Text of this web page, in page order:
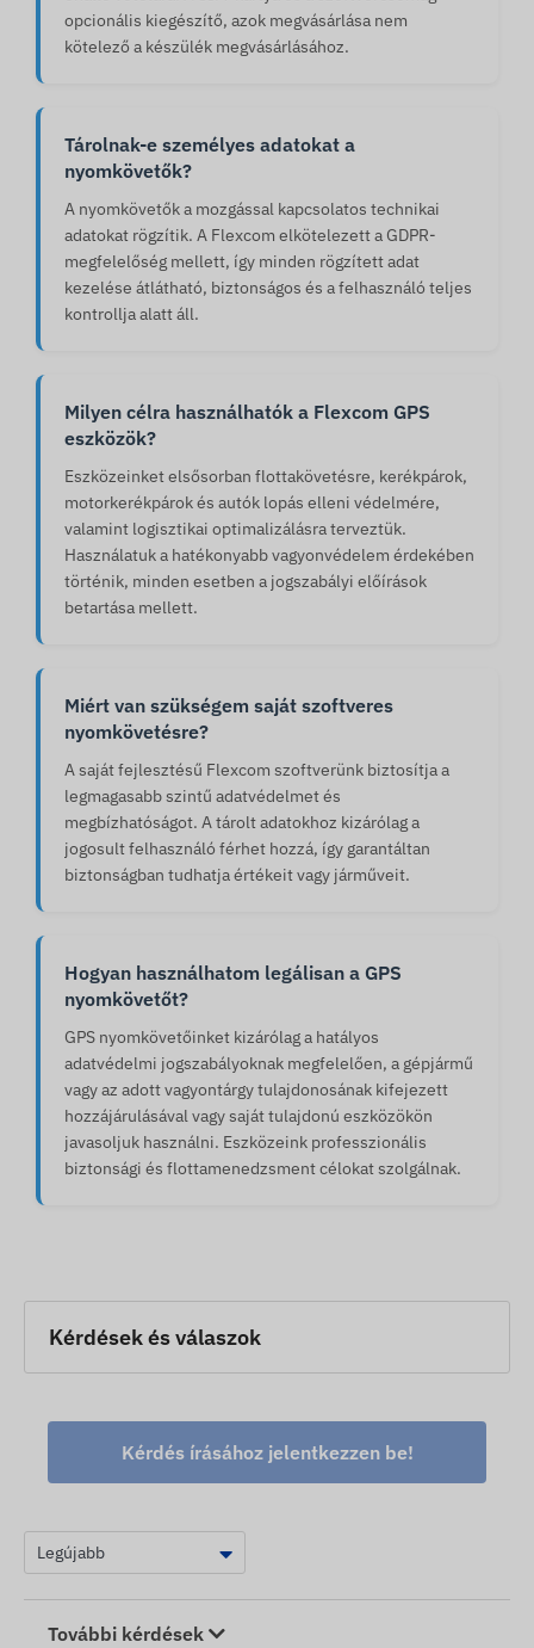
opcionális kiegészítő, azok megvásárlása nem
kötelező a készülék megvásárlásához.
Tárolnak-e személyes adatokat a
nyomkövetők?
A nyomkövetők a mozgással kapcsolatos technikai
adatokat rögzítik. A Flexcom elkötelezett a GDPR-
megfelelőség mellett, így minden rögzített adat
kezelése átlátható, biztonságos és a felhasználó teljes
kontrollja alatt áll.
Milyen célra használhatók a Flexcom GPS
eszközök?
Eszközeinket elsősorban flottakövetésre, kerékpárok,
motorkerékpárok és autók lopás elleni védelmére,
valamint logisztikai optimalizálásra terveztük.
Használatuk a hatékonyabb vagyonvédelem érdekében
történik, minden esetben a jogszabályi előírások
betartása mellett.
Miért van szükségem saját szoftveres
nyomkövetésre?
A saját fejlesztésű Flexcom szoftverünk biztosítja a
legmagasabb szintű adatvédelmet és
megbízhatóságot. A tárolt adatokhoz kizárólag a
jogosult felhasználó férhet hozzá, így garantáltan
biztonságban tudhatja értékeit vagy járműveit.
Hogyan használhatom legálisan a GPS
nyomkövetőt?
GPS nyomkövetőinket kizárólag a hatályos
adatvédelmi jogszabályoknak megfelelően, a gépjármű
vagy az adott vagyontárgy tulajdonosának kifejezett
hozzájárulásával vagy saját tulajdonú eszközökön
javasoljuk használni. Eszközeink professzionális
biztonsági és flottamenedzsment célokat szolgálnak.
Kérdések és válaszok
Kérdés írásához jelentkezzen be!
További kérdések